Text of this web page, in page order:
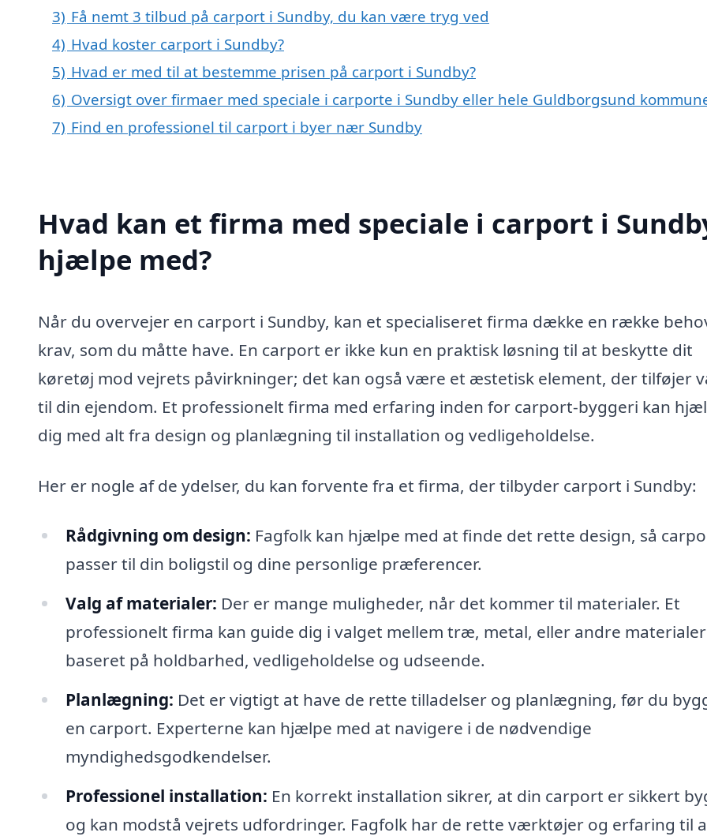
3) Få nemt 3 tilbud på carport i Sundby, du kan være tryg ved
4) Hvad koster carport i Sundby?
5) Hvad er med til at bestemme prisen på carport i Sundby?
6) Oversigt over firmaer med speciale i carporte i Sundby eller hele Guldborgsund
7) Find en professionel til carport i byer nær Sundby
Hvad kan et firma med speciale i carport i
hjælpe med?
Når du overvejer en carport i Sundby, kan et specialiseret firma dække en række
krav, som du måtte have. En carport er ikke kun en praktisk løsning til at beskytte dit
køretøj mod vejrets påvirkninger; det kan også være et æstetisk element, der tilføjer
til din ejendom. Et professionelt firma med erfaring inden for carport-byggeri kan
dig med alt fra design og planlægning til installation og vedligeholdelse.
Her er nogle af de ydelser, du kan forvente fra et firma, der tilbyder carport i Sundby:
Rådgivning om design: Fagfolk kan hjælpe med at finde det rette design, så
passer til din boligstil og dine personlige præferencer.
Valg af materialer: Der er mange muligheder, når det kommer til materialer. Et
professionelt firma kan guide dig i valget mellem træ, metal, eller andre materialer
baseret på holdbarhed, vedligeholdelse og udseende.
Planlægning: Det er vigtigt at have de rette tilladelser og planlægning, før du
en carport. Experterne kan hjælpe med at navigere i de nødvendige
myndighedsgodkendelser.
Professionel installation: En korrekt installation sikrer, at din carport er sikkert
og kan modstå vejrets udfordringer. Fagfolk har de rette værktøjer og erfaring til